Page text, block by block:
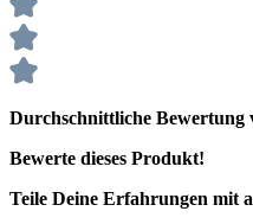
Durchschnittliche Bewertung
Bewerte dieses Produkt!
Teile Deine Erfahrungen mit